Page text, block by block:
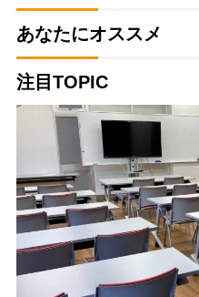
あなたにオススメ
注目TOPIC